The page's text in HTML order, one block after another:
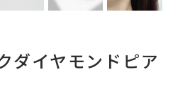
ダイヤモンドピア